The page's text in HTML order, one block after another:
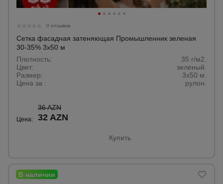
0 отзывов
Сетка фасадная затеняющая Промышленник зеленая
30-35% 3х50 м
Плотность:
35 г/м2.
Цвет:
зеленый.
Размер:
3x50 м.
Цена за :
рулон.
Цена:
36 AZN
32 AZN
Купить